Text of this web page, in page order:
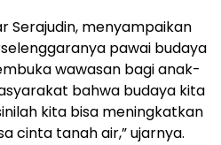
Serajudin, menyampaikan
pawai budaya
wawasan bagi anak-
bahwa budaya kita
kita bisa meningkatkan
cinta tanah air,” ujarnya.